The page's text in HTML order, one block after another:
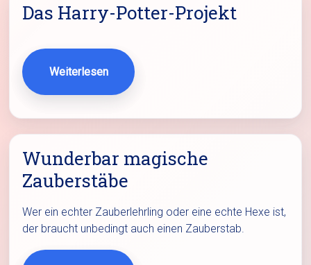
Das Harry-Potter-Projekt
Weiterlesen
Wunderbar magische
Zauberstäbe
Wer ein echter Zauberlehrling oder eine echte Hexe ist,
der braucht unbedingt auch einen Zauberstab.